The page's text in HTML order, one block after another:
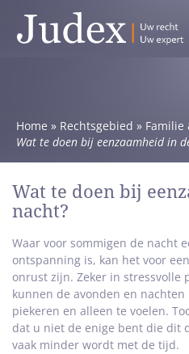
Home » Rechtsgebied » Familie
Wat te doen bij eenzaamheid in
Wat te doen bij
nacht?
Waar voor sommigen de nacht
ontspanning is, kan het voor
onrust zijn. Zeker in stressvolle
kunnen de avonden en
piekeren en alleen te voelen.
dat u niet de enige bent die dit
vaak minder wordt met de tijd.